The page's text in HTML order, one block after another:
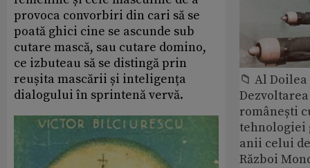
provoca convorbiri din cari să se
poată ghici cine se ascunde sub
cutare mască, sau cutare domino,
ce izbuteau să se distingă prin
reușita mascării și inteligența
dialogului în sprintenă vervă.
📁 Al
românești
tehnologiei
anii celui
Război